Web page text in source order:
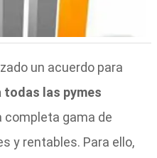
un acuerdo para
todas las pymes
completa gama de
y rentables. Para ello,